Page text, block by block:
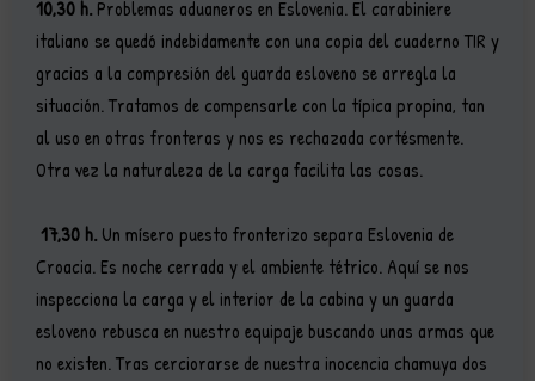
10,30 h. Problemas aduaneros en Eslovenia. El carabiniere
italiano se quedó indebidamente con una copia del cuaderno TIR y
gracias a la compresión del guarda esloveno se arregla la
situación. Tratamos de compensarle con la típica propina, tan
al uso en otras fronteras y nos es rechazada cortésmente.
Otra vez la naturaleza de la carga facilita las cosas.
17,30 h. Un mísero puesto fronterizo separa Eslovenia de
Croacia. Es noche cerrada y el ambiente tétrico. Aquí se nos
inspecciona la carga y el interior de la cabina y un guarda
esloveno rebusca en nuestro equipaje buscando unas armas que
no existen. Tras cerciorarse de nuestra inocencia chamuya dos